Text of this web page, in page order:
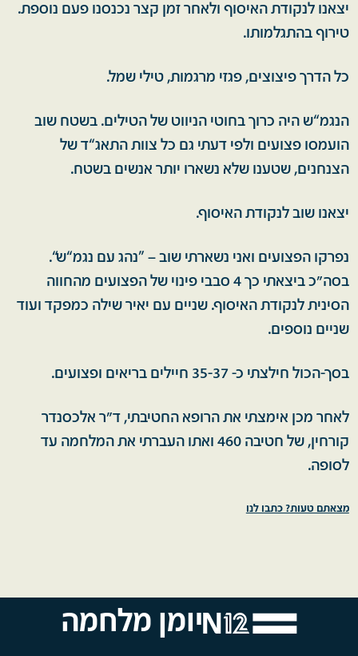
יצאנו לנקודת האיסוף ולאחר זמן קצר נכנסנו פעם נוספת.
טירוף בהתגלמותו.
כל הדרך פיצוצים, פגזי מרגמות, טילי שמל.
הנגמ“ש היה כרוך בחוטי הניווט של הטילים. בשטח שוב
הועמסו פצועים ולפי דעתי גם כל צוות התאג“ד של
הצנחנים, שטענו שלא נשארו יותר אנשים בשטח.
יצאנו שוב לנקודת האיסוף.
נפרקו הפצועים ואני נשארתי שוב – ”נהג עם נגמ“ש“.
בסה"כ ביצאתי כך 4 סבבי פינוי של הפצועים מהחווה
הסינית לנקודת האיסוף. שניים עם יאיר שילה כמפקד ועוד
שניים נוספים.
בסך-הכול חילצתי כ- 35-37 חיילים בריאים ופצועים.
לאחר מכן אימצתי את הרופא החטיבתי, ד"ר אלכסנדר
קורחין, של חטיבה 460 ואתו העברתי את המלחמה עד
לסופה.
מצאתם טעות? כתבו לנו
יומן מלחמה